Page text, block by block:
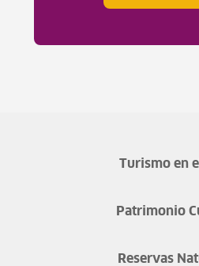
Turismo en
Patrimonio
Reservas